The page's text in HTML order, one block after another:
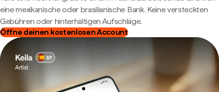
eine mexikanische oder brasilianische Bank. Keine versteckten
Gebühren oder hinterhältigen Aufschläge.
Öffne deinen kostenlosen Account